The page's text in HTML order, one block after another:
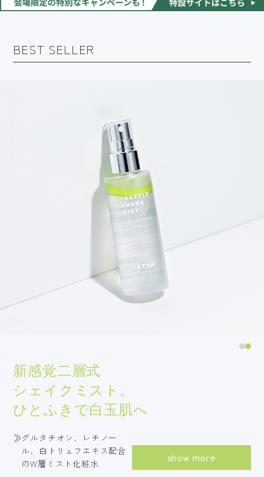
BEST SELLER
新感覚二層式
シェイクミスト。
ひとふきで白玉肌へ
グルタチオン、レチノー
ル、白トリュフエキス配合
のW層ミスト化粧水
show more